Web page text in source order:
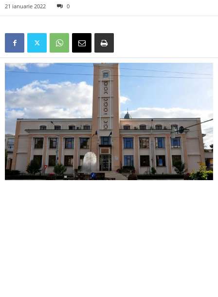
21 ianuarie 2022 0